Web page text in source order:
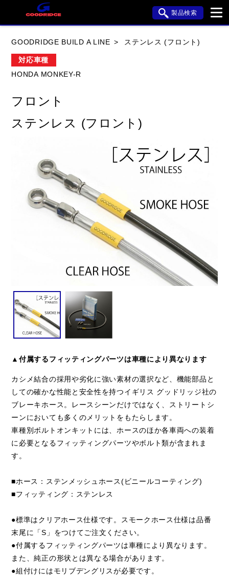
製品検索
HYOSUNG
閉じる
GOODRIDGE BUILD A LINE ステンレス (フロント)
対応車種
HONDA MONKEY-R
フロント
ステンレス (フロント)
▲付属するフィッティングパーツは車種により異なります
カシメ結合の採用や劣化に強い素材の選択など、機能部品と
しての確かな性能と安全性を持つイギリス グッドリッジ社の
ブレーキホース。レースシーンだけではなく、ストリートシ
ーンにおいても多くのメリットをもたらします。
車種別ボルトオンキットには、ホースのほか各車両への装着
に必要となるフィッティングパーツやボルト類が含まれま
す。
■ホース：ステンメッシュホース(ビニールコーティング)
■フィッティング：ステンレス
●標準はクリアホース仕様です。スモークホース仕様は品番
末尾に「S」をつけてご注文ください。
●付属するフィッティングパーツは車種により異なります。
また、純正の形状とは異なる場合があります。
●組付けにはモリブデングリスが必要です。